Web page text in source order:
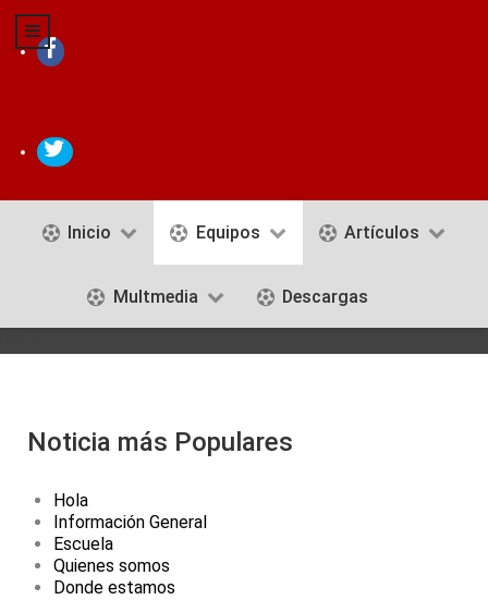
Inicio Equipos Artículos
Multmedia Descargas
Noticia más Populares
Hola
Información General
Escuela
Quienes somos
Donde estamos